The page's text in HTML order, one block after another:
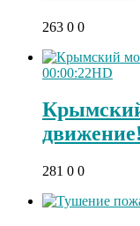
263 0 0
00:00:22HD
движение!
281 0 0